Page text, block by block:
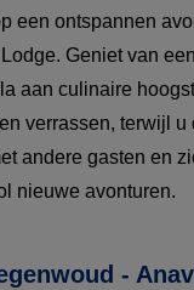
een ontspannen
Geniet van
aan culinaire
verrassen, terwijl u
andere gasten en
nieuwe avonturen.
-